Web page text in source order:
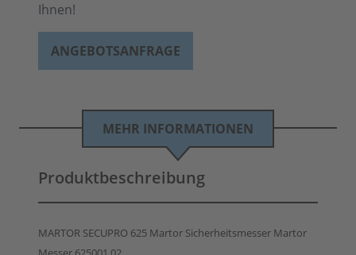
Ihnen!
ANGEBOTSANFRAGE
MEHR INFORMATIONEN
Produktbeschreibung
MARTOR SECUPRO 625 Martor Sicherheitsmesser Martor